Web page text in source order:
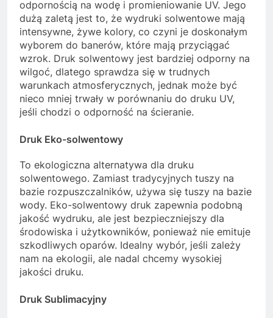
odpornością na wodę i promieniowanie UV. Jego
dużą zaletą jest to, że wydruki solwentowe mają
intensywne, żywe kolory, co czyni je doskonałym
wyborem do banerów, które mają przyciągać
wzrok. Druk solwentowy jest bardziej odporny na
wilgoć, dlatego sprawdza się w trudnych
warunkach atmosferycznych, jednak może być
nieco mniej trwały w porównaniu do druku UV,
jeśli chodzi o odporność na ścieranie.
Druk Eko-solwentowy
To ekologiczna alternatywa dla druku
solwentowego. Zamiast tradycyjnych tuszy na
bazie rozpuszczalników, używa się tuszy na bazie
wody. Eko-solwentowy druk zapewnia podobną
jakość wydruku, ale jest bezpieczniejszy dla
środowiska i użytkowników, ponieważ nie emituje
szkodliwych oparów. Idealny wybór, jeśli zależy
nam na ekologii, ale nadal chcemy wysokiej
jakości druku.
Druk Sublimacyjny